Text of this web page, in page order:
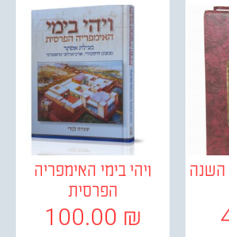
ויהי בימי האימפריה
הפרסית
100.00